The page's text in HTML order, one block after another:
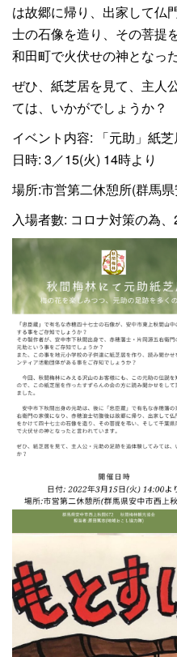
は故郷に帰り、出家して仏
士の石像を造り、その菩提
和田町で火伏せの神となっ
ぜひ、紙芝居を見て、主人
ては、いかがでしょうか？
イベント内容: 「元助」紙
日時: 3／15(火) 14時より
場所:市営第二休憩所(群馬
入場者數: コロナ対策の為、